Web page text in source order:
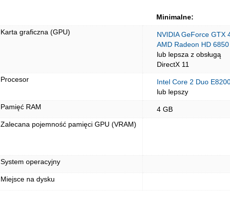
Minimalne:
Karta graficzna (GPU)
NVIDIA GeForce GTX
AMD Radeon HD 6850
lub lepsza z obsługą
DirectX 11
Procesor
Intel Core 2 Duo
lub lepszy
Pamięć RAM
4 GB
Zalecana pojemność pamięci GPU (VRAM)
System operacyjny
Miejsce na dysku